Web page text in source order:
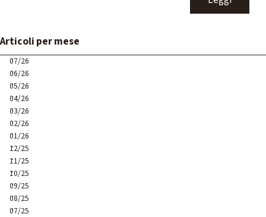
Salta blocco Articoli per mese
Articoli per mese
07/26
06/26
05/26
04/26
03/26
02/26
01/26
12/25
11/25
10/25
09/25
08/25
07/25